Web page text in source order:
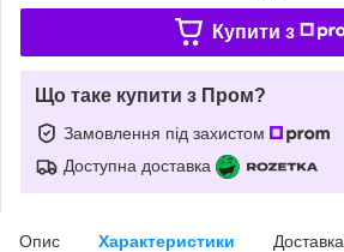
Купити з
Що таке купити з Пром?
Замовлення під захистом
Доступна доставка
Опис Характеристики Доставка